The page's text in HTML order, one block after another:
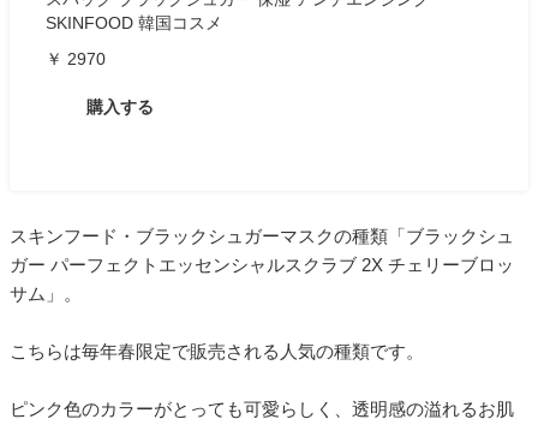
SKINFOOD 韓国コスメ
￥ 2970
購入する
スキンフード・ブラックシュガーマスクの種類「ブラックシュ
ガー パーフェクトエッセンシャルスクラブ 2X チェリーブロッ
サム」。
こちらは毎年春限定で販売される人気の種類です。
ピンク色のカラーがとっても可愛らしく、透明感の溢れるお肌